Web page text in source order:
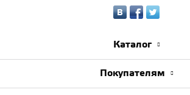
Каталог
Покупателям